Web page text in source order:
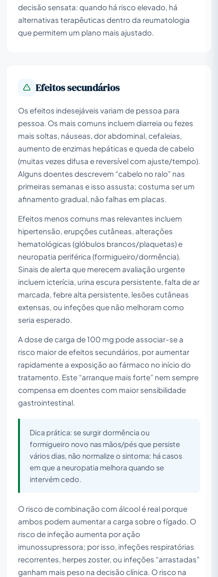
decisão sensata: quando há risco elevado, há
alternativas terapêuticas dentro da reumatologia
que permitem um plano mais ajustado.
Efeitos secundários
Os efeitos indesejáveis variam de pessoa para
pessoa. Os mais comuns incluem diarreia ou fezes
mais soltas, náuseas, dor abdominal, cefaleias,
aumento de enzimas hepáticas e queda de cabelo
(muitas vezes difusa e reversível com ajuste/tempo).
Alguns doentes descrevem “cabelo no ralo” nas
primeiras semanas e isso assusta; costuma ser um
afinamento gradual, não falhas em placas.
Efeitos menos comuns mas relevantes incluem
hipertensão, erupções cutâneas, alterações
hematológicas (glóbulos brancos/plaquetas) e
neuropatia periférica (formigueiro/dormência).
Sinais de alerta que merecem avaliação urgente
incluem icterícia, urina escura persistente, falta de ar
marcada, febre alta persistente, lesões cutâneas
extensas, ou infeções que não melhoram como
seria esperado.
A dose de carga de 100 mg pode associar-se a
risco maior de efeitos secundários, por aumentar
rapidamente a exposição ao fármaco no início do
tratamento. Este “arranque mais forte” nem sempre
compensa em doentes com maior sensibilidade
gastrointestinal.
Dica prática: se surgir dormência ou
formigueiro novo nas mãos/pés que persiste
vários dias, não normalize o sintoma; há casos
em que a neuropatia melhora quando se
intervém cedo.
O risco de combinação com álcool é real porque
ambos podem aumentar a carga sobre o fígado. O
risco de infeção aumenta por ação
imunossupressora; por isso, infeções respiratórias
recorrentes, herpes zoster, ou infeções “arrastadas”
ganham mais peso na decisão clínica. O risco na